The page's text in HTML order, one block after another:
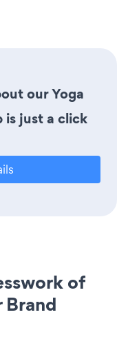
our Yoga
is just a click
of
Brand